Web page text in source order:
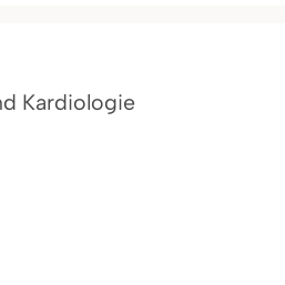
Kardiologie